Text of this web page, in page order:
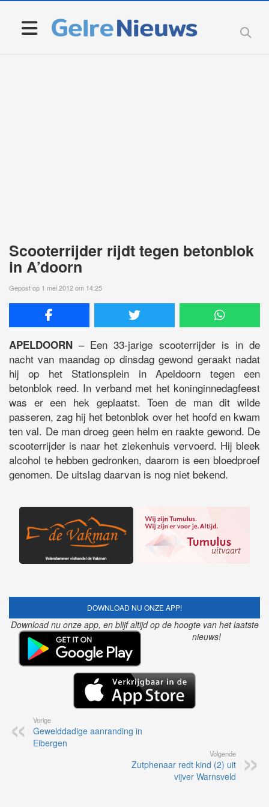
Scooterrijder rijdt tegen betonblok
in A’doorn
Gepost op 1 mei 2012 om 14:25
APELDOORN – Een 33-jarige scooterrijder is in de
nacht van maandag op dinsdag gewond geraakt nadat
hij op het Stationsplein in Apeldoorn tegen een
betonblok reed. In verband met het koninginnedagfeest
was er een hek geplaatst. Toen de man dit wilde
passeren, zag hij het betonblok over het hoofd en kwam
ten val. De man droeg geen helm en raakte gewond. De
scooterrijder is naar het ziekenhuis vervoerd. Hij bleek
alcohol te hebben gedronken, daarom is een bloedproef
genomen. De uitslag daarvan is nog niet bekend.
DOWNLOAD NU ONZE APP!
Download nu onze app, en blijf altijd op de hoogte van het laatste
nieuws!
Vorige
Gewelddadige aanranding in
Eibergen
Volgende
Zutphenaar redt kind (2) uit
vijver Warnsveld